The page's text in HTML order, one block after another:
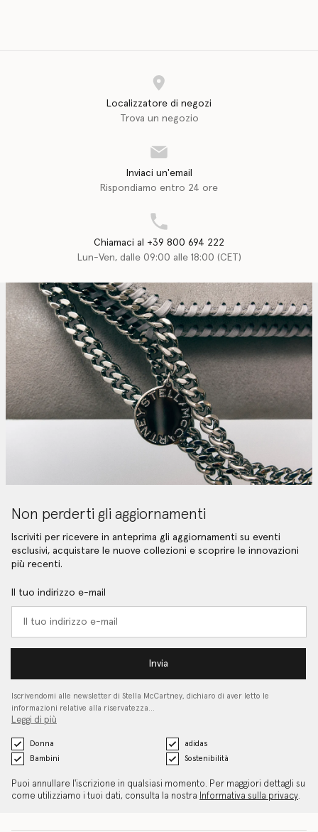
Localizzatore di negozi
Trova un negozio
Inviaci un'email
Rispondiamo entro 24 ore
Chiamaci al +39 800 694 222
Lun-Ven, dalle 09:00 alle 18:00 (CET)
Non perderti gli aggiornamenti
Iscriviti per ricevere in anteprima gli aggiornamenti su eventi
esclusivi, acquistare le nuove collezioni e scoprire le innovazioni
più recenti.
Il tuo indirizzo e-mail
Invia
Iscrivendomi alle newsletter di Stella McCartney, dichiaro di aver letto le
informazioni relative alla riservatezza…
Leggi di più
Donna
adidas
Bambini
Sostenibilità
Puoi annullare l'iscrizione in qualsiasi momento. Per maggiori dettagli su
come utilizziamo i tuoi dati, consulta la nostra
Informativa sulla privacy.